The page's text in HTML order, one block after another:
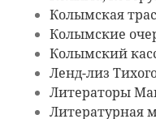
Колымская
Колымские
Колымский
Ленд-лиз
Литераторы
Литературная